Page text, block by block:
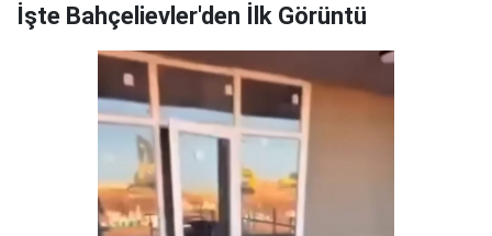
İşte Bahçelievler'den İlk Görüntü